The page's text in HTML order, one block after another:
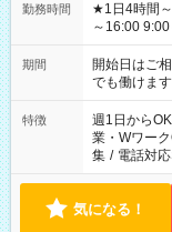
勤務時間
★1日4時間～の時短シフ
～16:00 9:00～
の場合、他
せん ※法令
象となりま
り、短時間
期間
開始日はご
でも働けます
特徴 週1日からOK
業・Wワー
集 / 電話対
気になる！